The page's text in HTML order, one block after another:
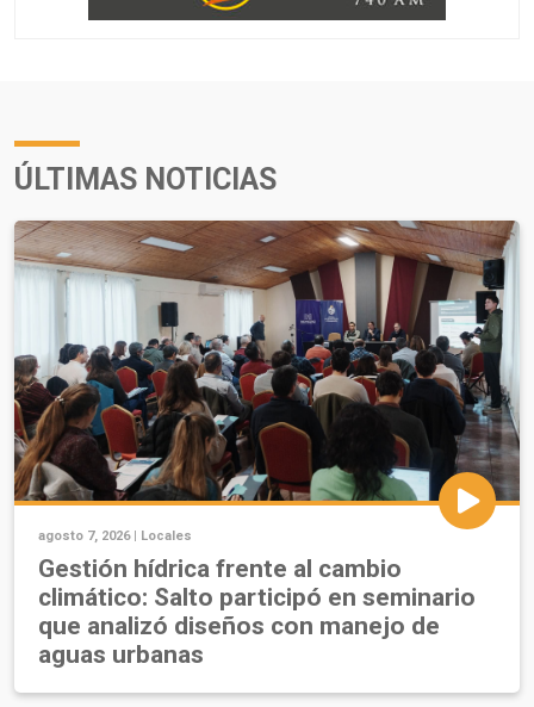
ÚLTIMAS NOTICIAS
agosto 7, 2026 | Locales
Gestión hídrica frente al cambio
climático: Salto participó en seminario
que analizó diseños con manejo de
aguas urbanas